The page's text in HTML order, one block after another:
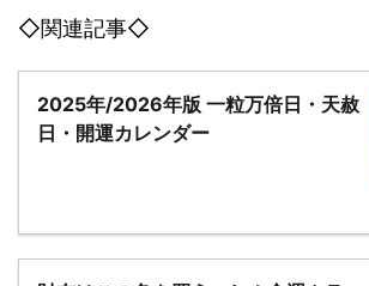
◇関連記事◇
2025年/2026年版 一粒万倍日・天赦
日・開運カレンダー